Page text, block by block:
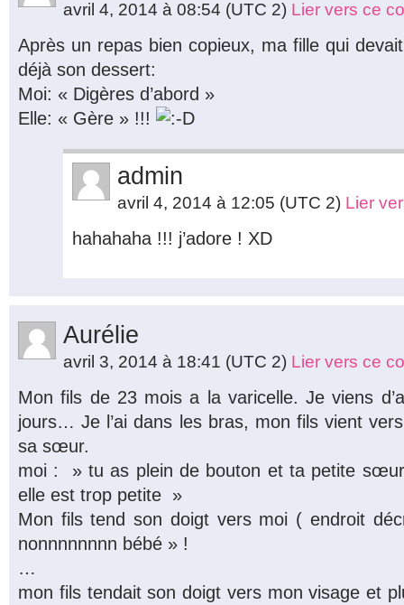
avril 4, 2014 à 08:54 (UTC 2) Lier vers ce
Après un repas bien copieux, ma fille qui
déjà son dessert:
Moi: « Digères d’abord »
Elle: « Gère » !!!
admin
avril 4, 2014 à 12:05 (UTC 2) Lier
hahahaha !!! j’adore ! XD
Aurélie
avril 3, 2014 à 18:41 (UTC 2) Lier vers ce
Mon fils de 23 mois a la varicelle. Je viens
jours… Je l’ai dans les bras, mon fils vient
sa sœur.
moi : » tu as plein de bouton et ta petite
elle est trop petite »
Mon fils tend son doigt vers moi ( endroit
nonnnnnnnn bébé » !
…
mon fils tendait son doigt vers mon visage et